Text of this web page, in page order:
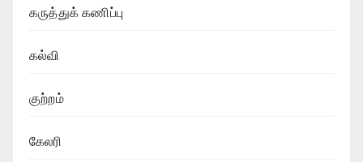
கருத்துக் கணிப்பு
கல்வி
குற்றம்
கேலரி